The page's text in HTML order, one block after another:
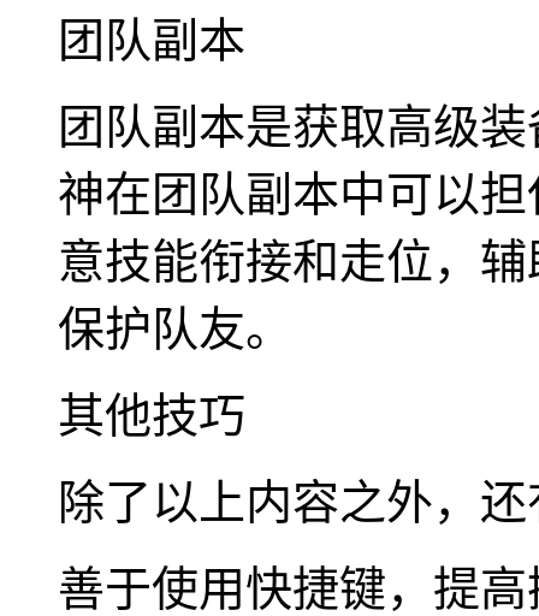
团队副本
团队副本是获取高级
神在团队副本中可以
意技能衔接和走位，
保护队友。
其他技巧
除了以上内容之外，
善于使用快捷键，提